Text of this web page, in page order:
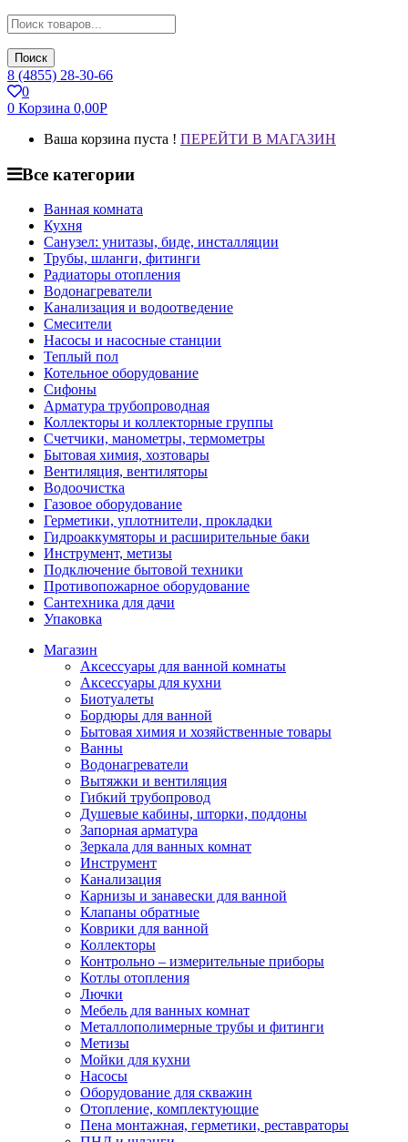
Поиск
8 (4855) 28-30-66
0
0 Корзина 0,00Р
Ваша корзина пуста ! ПЕРЕЙТИ В МАГАЗИН
Все категории
Ванная комната
Кухня
Санузел: унитазы, биде, инсталляции
Трубы, шланги, фитинги
Радиаторы отопления
Водонагреватели
Канализация и водоотведение
Смесители
Насосы и насосные станции
Теплый пол
Котельное оборудование
Сифоны
Арматура трубопроводная
Коллекторы и коллекторные группы
Счетчики, манометры, термометры
Бытовая химия, хозтовары
Вентиляция, вентиляторы
Водоочистка
Газовое оборудование
Герметики, уплотнители, прокладки
Гидроаккумяторы и расширительные баки
Инструмент, метизы
Подключение бытовой техники
Противопожарное оборудование
Сантехника для дачи
Упаковка
Магазин
Аксессуары для ванной комнаты
Аксессуары для кухни
Биотуалеты
Бордюры для ванной
Бытовая химия и хозяйственные товары
Ванны
Водонагреватели
Вытяжки и вентиляция
Гибкий трубопровод
Душевые кабины, шторки, поддоны
Запорная арматура
Зеркала для ванных комнат
Инструмент
Канализация
Карнизы и занавески для ванной
Клапаны обратные
Коврики для ванной
Коллекторы
Контрольно – измерительные приборы
Котлы отопления
Лючки
Мебель для ванных комнат
Металлополимерные трубы и фитинги
Метизы
Мойки для кухни
Насосы
Оборудование для скважин
Отопление, комплектующие
Пена монтажная, герметики, реставраторы